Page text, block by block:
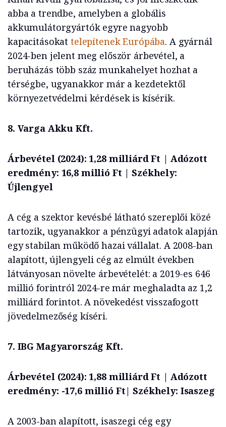
abba a trendbe, amelyben a globális
akkumulátorgyártók egyre nagyobb
kapacitásokat telepítenek Európába. A gyárnál
2024-ben jelent meg először árbevétel, a
beruházás több száz munkahelyet hozhat a
térségbe, ugyanakkor már a kezdetektől
környezetvédelmi kérdések is kísérik.
8. Varga Akku Kft.
Árbevétel (2024): 1,28 milliárd Ft | Adózott
eredmény: 16,8 millió Ft | Székhely:
Újlengyel
A cég a szektor kevésbé látható szereplői közé
tartozik, ugyanakkor a pénzügyi adatok alapján
egy stabilan működő hazai vállalat. A 2008-ban
alapított, újlengyeli cég az elmúlt években
látványosan növelte árbevételét: a 2019-es 646
millió forintról 2024-re már meghaladta az 1,2
milliárd forintot. A növekedést visszafogott
jövedelmezőség kíséri.
7. IBG Magyarország Kft.
Árbevétel (2024): 1,88 milliárd Ft | Adózott
eredmény: -17,6 millió Ft| Székhely: Isaszeg
A 2003-ban alapított, isaszegi cég egy